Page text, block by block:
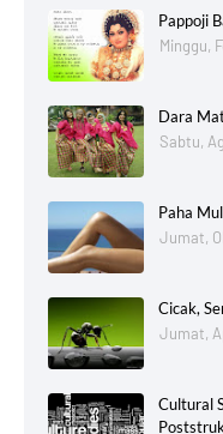
Pappoji
Minggu,
Dara
Sabtu,
Paha
Jumat,
Cicak,
Jumat,
Cultural